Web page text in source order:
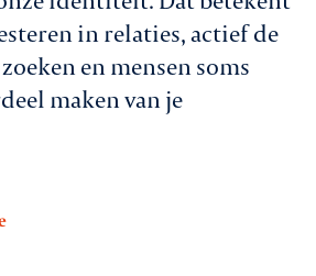
in relaties, actief de
en mensen soms
maken van je